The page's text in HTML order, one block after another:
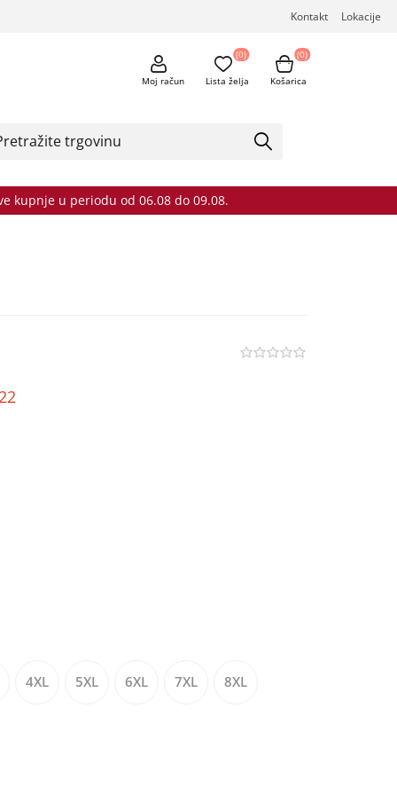
Kontakt Lokacije
Moj račun Lista želja
(0)
Košarica
(0)
kupnje u periodu od 06.08 do 09.08.
4XL 5XL 6XL 7XL 8XL